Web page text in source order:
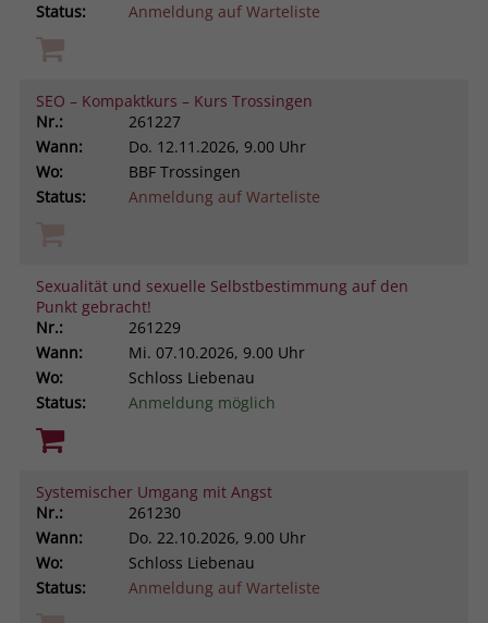
Status:
Anmeldung auf Warteliste
SEO – Kompaktkurs – Kurs Trossingen
Nr.:
261227
Wann:
Do. 12.11.2026, 9.00 Uhr
Wo:
BBF Trossingen
Status:
Anmeldung auf Warteliste
Sexualität und sexuelle Selbstbestimmung auf den
Punkt gebracht!
Nr.:
261229
Wann:
Mi. 07.10.2026, 9.00 Uhr
Wo:
Schloss Liebenau
Status:
Anmeldung möglich
Systemischer Umgang mit Angst
Nr.:
261230
Wann:
Do. 22.10.2026, 9.00 Uhr
Wo:
Schloss Liebenau
Status:
Anmeldung auf Warteliste